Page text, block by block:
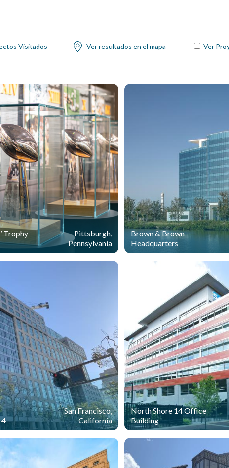
o
Visitados Ver resultados en el mapa Ver
Trophy
Pittsburgh,
Pennsylvania
Brown & Brown
Headquarters
4
San Francisco,
California
North Shore 14 Office
Building